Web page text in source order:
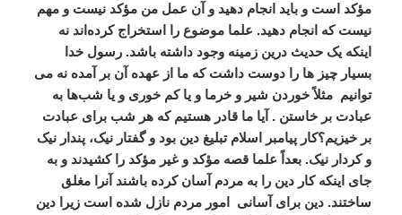
مؤکد است و باید انجام دهید و آن عمل من مؤکد نیست و مهم
نیست که انجام دهید. علما موضوع را استخراج کرده‌اند نه
اینکه یک حدیث درین زمینه وجود داشته باشد. رسول خدا
بسیار چیز ها را دوست داشت که ما از عهده آن بر آمده نه می
توانیم مثلاً خوردن شیر و خرما و یا کم خوری و یا شب‌ها به
عبادت بر خاستن . آیا ما قادر هستیم که هر شب برای عبادت
بر خیزیم؟کار پیامبر اسلام تبلیغ دین بود و گفتار نیک، پندار نیک
و کردار نیک. بعداً علما قصه مؤکد و غیر مؤکد را کشیدند و به
جای اینکه کار دین را به مردم آسان کرده باشند آنرا مغلق
ساختند. دین برای آسانی
امور مردم نازل شده است زیرا دین